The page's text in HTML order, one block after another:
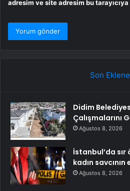
adresim ve site adresim bu
Son
Didim
Çalışmalarını
Ağustos 8, 2026
İstanbul’da sır
kadın
Ağustos 8, 2026